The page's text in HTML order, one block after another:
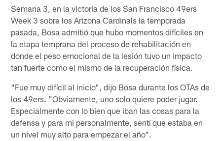
Semana 3, en la victoria de los San Francisco 49ers
Week 3 sobre los Arizona Cardinals la temporada
pasada, Bosa admitió que hubo momentos difíciles en
la etapa temprana del proceso de rehabilitación en
donde el peso emocional de la lesión tuvo un impacto
tan fuerte como el mismo de la recuperación física.
"Fue muy difícil al inicio", dijo Bosa durante los OTAs de
los 49ers. "Obviamente, uno solo quiere poder jugar.
Especialmente con lo bien que iban las cosas para la
defensa y para mi personalmente, sentí que estaba en
un nivel muy alto para empezar el año".